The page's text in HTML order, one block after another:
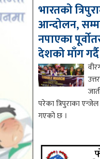
भारतको
आन्दोलन,
नपाएका
देशको माँग गर्दै
परेका त्रिपुराका
गएको छ ।